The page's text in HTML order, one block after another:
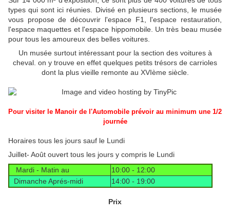
types qui sont ici réunies. Divisé en plusieurs sections, le musée
vous propose de découvrir l'espace F1, l'espace restauration,
l'espace maquettes et l'espace hippomobile. Un très beau musée
pour tous les amoureux des belles voitures.
Un musée surtout intéressant pour la section des voitures à
cheval. on y trouve en effet quelques petits trésors de carrioles
dont la plus vieille remonte au XVIème siècle.
Pour visiter le Manoir de l'Automobile prévoir au minimum une 1/2
journée
Horaires tous les jours sauf le Lundi
Juillet- Août ouvert tous les jours y compris le Lundi
Mardi - Matin au
10:00 - 12:00
Dimanche Aprés-midi
14:00 - 19:00
Prix